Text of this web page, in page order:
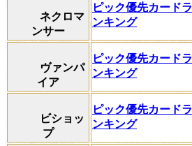
ネクロマ
ンサー
ピック優先カードラ
ンキング
ヴァンパ
イア
ピック優先カードラ
ンキング
ビショッ
プ
ピック優先カードラ
ンキング